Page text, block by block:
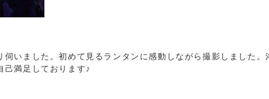
いました。初めて見るランタンに感動しながら撮影しました。
己満足しております♪